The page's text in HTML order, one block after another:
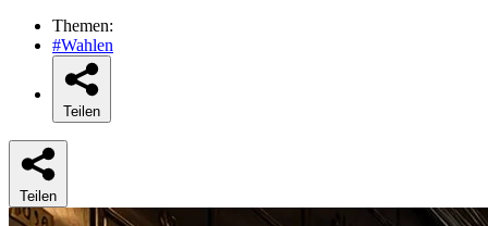
Themen:
#Wahlen
Teilen
Teilen